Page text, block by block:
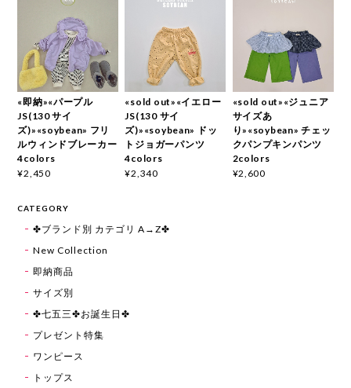
«即納»«パープル
JS(130 サイ
ズ)»«soybean» フリ
ルウィンドブレーカー
4colors
¥2,450
«sold out»«イエロー
JS(130 サイ
ズ)»«soybean» ドッ
トジョガーパンツ
4colors
¥2,340
«sold out»«ジュニア
サイズあ
り»«soybean» チェッ
クパンプキンパンツ
2colors
¥2,600
CATEGORY
✤ブランド別 カテゴリ A→Z✤
New Collection
即納商品
サイズ別
✤七五三✤お誕生日✤
プレゼント特集
ワンピース
トップス